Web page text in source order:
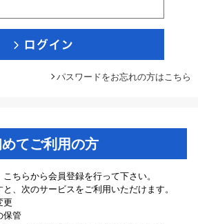
パスワードをお忘れの方はこちら
てご利用の方
ちらから会員登録を行って下さい。
、次のサービスをご利用いただけます。
更
保管